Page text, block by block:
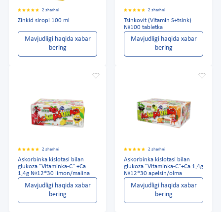
2 sharhni
Zinkid siropi 100 ml
Mavjudligi haqida xabar
bering
2 sharhni
Tsinkovit (Vitamin S+tsink)
№100 tabletka
Mavjudligi haqida xabar
bering
2 sharhni
Askorbinka kislotasi bilan
glukoza "Vitaminka-C" +Ca
1,4g №12*30 limon/malina
Mavjudligi haqida xabar
bering
2 sharhni
Askorbinka kislotasi bilan
glukoza "Vitaminka-C"+Ca 1,4g
№12*30 apelsin/olma
Mavjudligi haqida xabar
bering